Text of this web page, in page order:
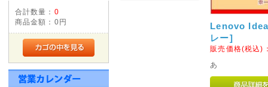
合計数量： 0
商品金額： 0円
<重要>hotmail
《hotmail au(ezweb.jp) gmail
えてご注文いただきますよう
Lenovo
レー]
販売価格(税込)
あ